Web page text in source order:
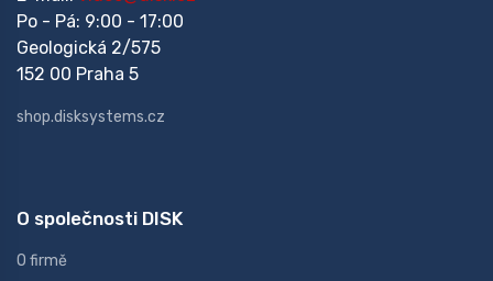
Po - Pá: 9:00 - 17:00
Geologická 2/575
152 00 Praha 5
shop.disksystems.cz
O společnosti DISK
O firmě